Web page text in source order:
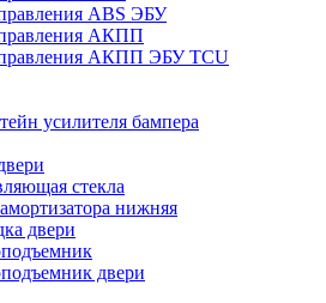
ABS ЭБУ
АКПП
АКПП ЭБУ TCU
усилителя бампера
стекла
нижняя
двери
двери